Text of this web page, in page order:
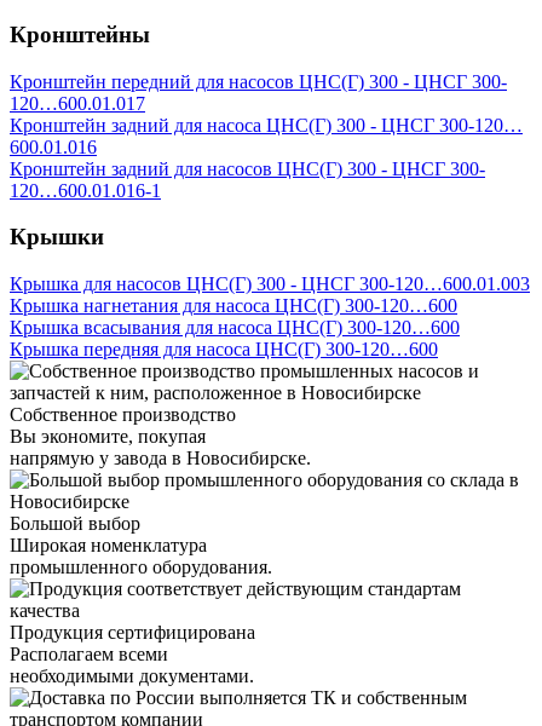
Кронштейны
Кронштейн передний для насосов ЦНС(Г) 300 - ЦНСГ 300-
120…600.01.017
Кронштейн задний для насоса ЦНС(Г) 300 - ЦНСГ 300-120…
600.01.016
Кронштейн задний для насосов ЦНС(Г) 300 - ЦНСГ 300-
120…600.01.016-1
Крышки
Крышка для насосов ЦНС(Г) 300 - ЦНСГ 300-120…600.01.003
Крышка нагнетания для насоса ЦНС(Г) 300-120…600
Крышка всасывания для насоса ЦНС(Г) 300-120…600
Крышка передняя для насоса ЦНС(Г) 300-120…600
Собственное производство
Вы экономите, покупая
напрямую у завода в Новосибирске.
Большой выбор
Широкая номенклатура
промышленного оборудования.
Продукция сертифицирована
Располагаем всеми
необходимыми документами.